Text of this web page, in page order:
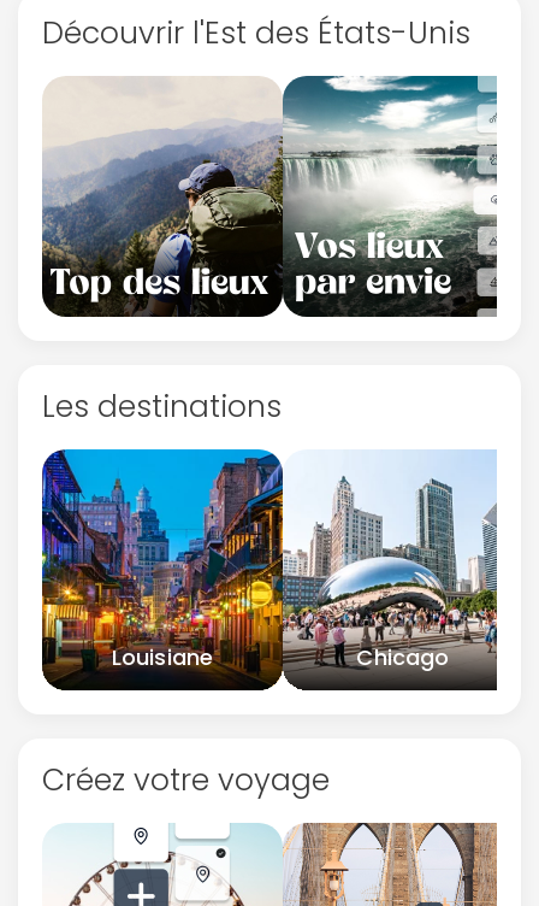
Découvrir l'Est des États-Unis
Les destinations
Louisiane Chicago
Créez votre voyage